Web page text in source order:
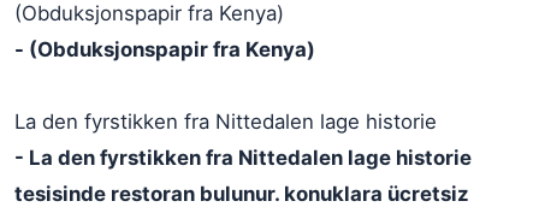
(Obduksjonspapir fra Kenya)
- (Obduksjonspapir fra Kenya)
La den fyrstikken fra Nittedalen lage historie
- La den fyrstikken fra Nittedalen lage historie
tesisinde restoran bulunur. konuklara ücretsiz